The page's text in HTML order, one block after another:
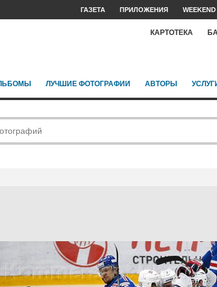
ГАЗЕТА ПРИЛОЖЕНИЯ WEEKEND
КАРТОТЕКА
ЛУЧШИЕ ФОТОГРАФИИ АВТОРЫ